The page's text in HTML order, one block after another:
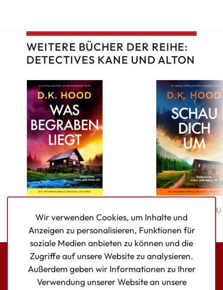
WEITERE BÜCHER DER REIHE:
DETECTIVES KANE UND ALTON
Schau dich
Wir verwenden Cookies, um Inhalte und
Anzeigen zu personalisieren, Funktionen für
soziale Medien anbieten zu können und die
Zugriffe auf unsere Website zu analysieren.
Außerdem geben wir Informationen zu Ihrer
Verwendung unserer Website an unsere